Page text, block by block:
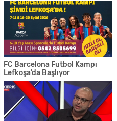
FC Barcelona Futbol Kampı
Lefkoşa’da Başlıyor